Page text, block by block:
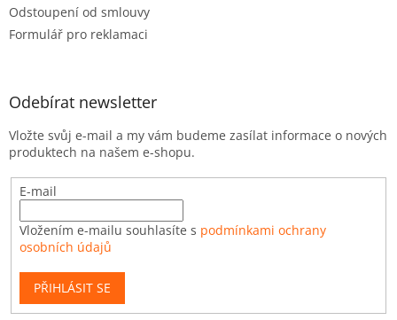
Odstoupení od smlouvy
Formulář pro reklamaci
Odebírat newsletter
Vložte svůj e-mail a my vám budeme zasílat informace o nových
produktech na našem e-shopu.
E-mail
Vložením e-mailu souhlasíte s podmínkami ochrany
osobních údajů
PŘIHLÁSIT SE